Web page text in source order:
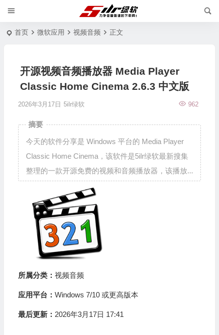
首页 微软应用 视频音频 正文
开源视频音频播放器 Media Player
Classic Home Cinema 2.6.3 中文版
2026年3月17日 5ilr绿软 962
摘要
今天的软件分享是 Windows 平台的 Media Player
Classic Home Cinema，该软件是5ilr绿软最新搜集
整理的一款开源免费的视频和音频播放器，该播放...
所属分类： 视频音频
应用平台： Windows 7/10 或更高版本
最后更新： 2026年3月17日 17:41